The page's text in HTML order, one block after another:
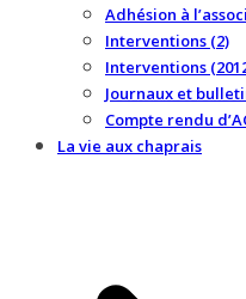
Adhésion à
Interventions (2)
Interventions
Journaux et
Compte rendu
La vie aux chaprais